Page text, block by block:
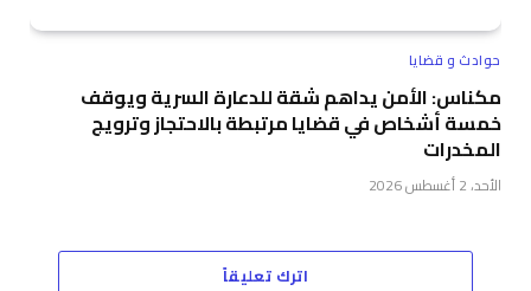
حوادث و قضايا
مكناس: الأمن يداهم شقة للدعارة السرية ويوقف
خمسة أشخاص في قضايا مرتبطة بالاحتجاز وترويج
المخدرات
الأحد، 2 أغسطس 2026
اترك تعليقاً